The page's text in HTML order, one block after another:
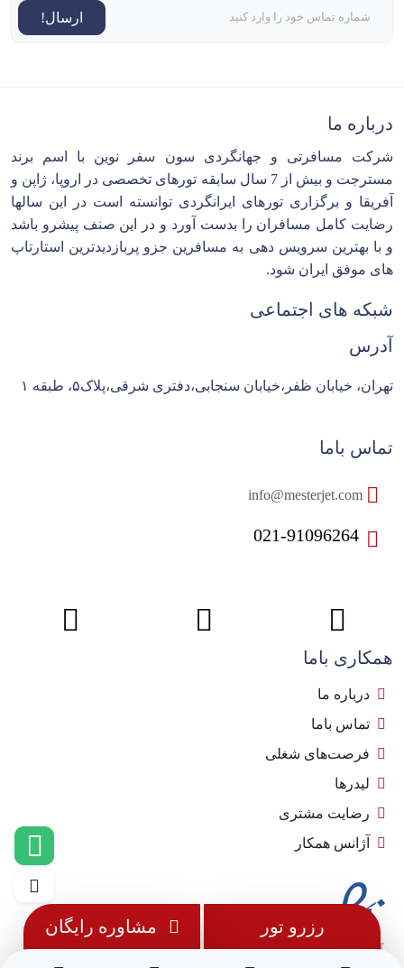
رزرو تور مشاوره رایگان
ارسال!
درباره ما
شرکت مسافرتی و جهانگردی سون سفر نوین با اسم برند
مسترجت و بیش از 7 سال سابقه تورهای تخصصی در اروپا، ژاپن و
آفریقا و برگزاری تورهای ایرانگردی توانسته است در این سالها
رضایت کامل مسافران را بدست آورد و در این صنف پیشرو باشد
و با بهترین سرویس دهی به مسافرین جزو پربازدیدترین استارتاپ
های موفق ایران شود.
شبکه های اجتماعی
آدرس
تهران، خیابان ظفر،خیابان سنجابی،دفتری شرقی،پلاک۵، طبقه ۱
تماس باما
021-91096264
همکاری باما
درباره ما
تماس باما
فرصت‌های شغلی
لیدرها
رضایت مشتری
آژانس همکار